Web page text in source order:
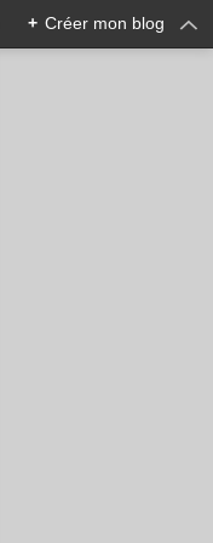
+ Créer mon blog